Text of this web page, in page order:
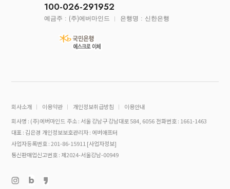
100-026-291952
예금주 : (주)에버마인드 은행명 : 신한은행
회사소개 이용약관 개인정보취급방침
이용안내
회사명 : (주)에버마인드 주소 : 서울 강남구 강남대로 584, 6056 전화번호 : 1661-1463
대표 : 김은경 개인정보보호관리자 : 에버애프터
사업자등록번호 : 201-86-15911 [사업자정보]
통신판매업신고번호 : 제2024-서울강남-00949